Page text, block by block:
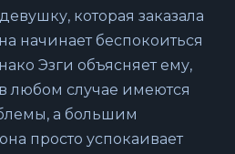
которая заказала
начинает беспокоиться
Эзги объясняет ему,
любом случае имеются
а большим
просто успокаивает